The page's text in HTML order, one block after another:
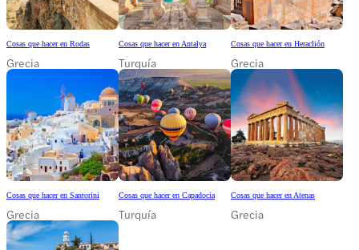
Cosas que hacer en Rodas
Grecia
Cosas que hacer en Antalya
Turquía
Cosas que hacer en Heraclión
Grecia
Cosas que hacer en Santorini
Grecia
Cosas que hacer en Capadocia
Turquía
Cosas que hacer en Atenas
Grecia